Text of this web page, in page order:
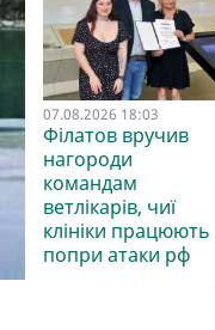
07.08.2026 18:03
Філатов вручив
нагороди
командам
ветлікарів, чиї
клініки працюють
попри атаки рф